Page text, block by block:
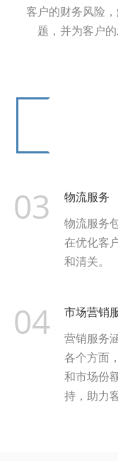
客户的财务风险
题，并为客户
03 物流服务
物流服务
在优化客
和清关。
04 市场营销
营销服务
各个方面
和市场份
持，助力